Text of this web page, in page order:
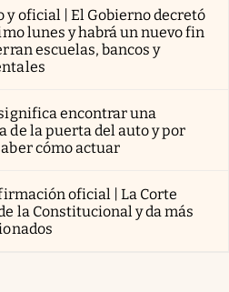
y oficial | El Gobierno decretó
lunes y habrá un nuevo fin
escuelas, bancos y
encontrar una
de la puerta del auto y por
cómo actuar
oficial | La Corte
la Constitucional y da más